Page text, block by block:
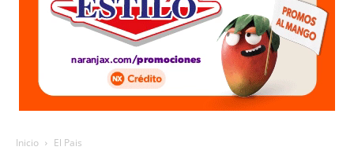
Inicio El Pais